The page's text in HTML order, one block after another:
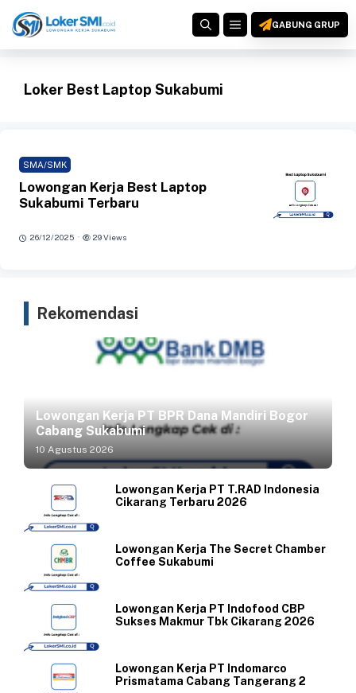
ke
MENUGABUNG GRUP
Loker Best Laptop Sukabumi
SMA/SMK
Lowongan Kerja Best Laptop
Sukabumi Terbaru
26/12/2025 · 29 Views
Rekomendasi
Lowongan Kerja PT BPR Dana Mandiri Bogor
Cabang Sukabumi
10 Agustus 2026
Lowongan Kerja PT T.RAD Indonesia
Cikarang Terbaru 2026
Lowongan Kerja The Secret Chamber
Coffee Sukabumi
Lowongan Kerja PT Indofood CBP
Sukses Makmur Tbk Cikarang 2026
Lowongan Kerja PT Indomarco
Prismatama Cabang Tangerang 2